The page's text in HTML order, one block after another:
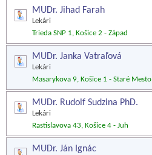
MUDr. Jihad Farah
Lekári
Trieda SNP 1, Košice 2 - Západ
MUDr. Janka Vatraľová
Lekári
Masarykova 9, Košice 1 - Staré Mesto
MUDr. Rudolf Sudzina PhD.
Lekári
Rastislavova 43, Košice 4 - Juh
MUDr. Ján Ignác